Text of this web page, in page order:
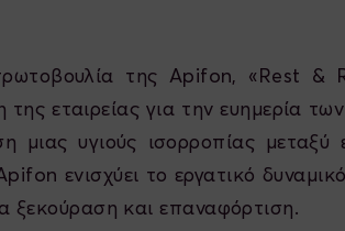
της Apifon, «Rest &
της εταιρείας για την ευημερία
μιας υγιούς ισορροπίας μεταξύ
ενισχύει το εργατικό
ξεκούραση και επαναφόρτιση.